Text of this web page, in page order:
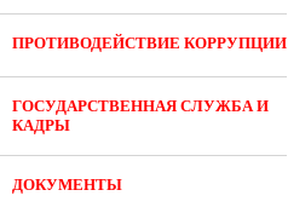
ПРОТИВОДЕЙСТВИЕ КОРРУПЦИИ
ГОСУДАРСТВЕННАЯ СЛУЖБА И
КАДРЫ
ДОКУМЕНТЫ